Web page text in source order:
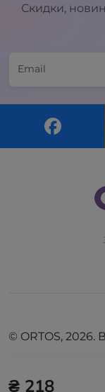
₴ 218
Скидки,
© ORTOS,